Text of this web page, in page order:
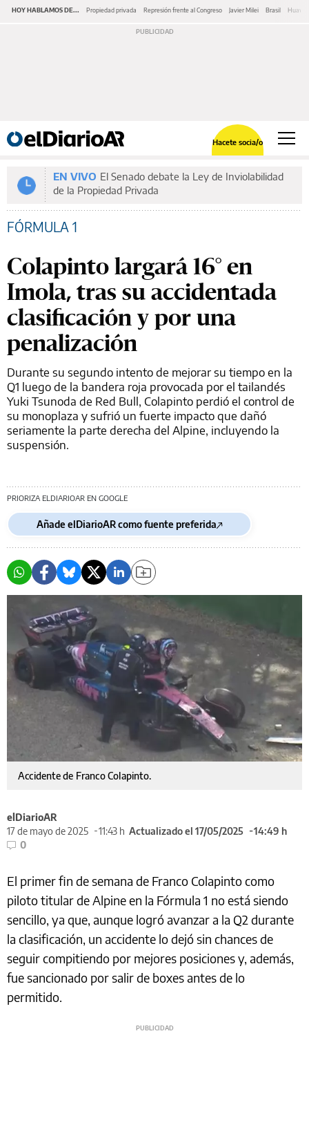
HOY HABLAMOS DE... Propiedad privada Represión frente al Congreso Javier Milei Brasil Huawei
Hacete socia/o
EN VIVO El Senado debate la Ley de Inviolabilidad
de la Propiedad Privada
FÓRMULA 1
Colapinto largará 16° en
Imola, tras su accidentada
clasificación y por una
penalización
Durante su segundo intento de mejorar su tiempo en la
Q1 luego de la bandera roja provocada por el tailandés
Yuki Tsunoda de Red Bull, Colapinto perdió el control de
su monoplaza y sufrió un fuerte impacto que dañó
seriamente la parte derecha del Alpine, incluyendo la
suspensión.
PRIORIZA ELDIARIOAR EN GOOGLE
Añade elDiarioAR como fuente preferida
Accidente de Franco Colapinto.
elDiarioAR
17 de mayo de 2025
11:43 h Actualizado el 17/05/2025
14:49 h
0
El primer fin de semana de Franco Colapinto como
piloto titular de Alpine en la Fórmula 1 no está siendo
sencillo, ya que, aunque logró avanzar a la Q2 durante
la clasificación, un accidente lo dejó sin chances de
seguir compitiendo por mejores posiciones y, además,
fue sancionado por salir de boxes antes de lo
permitido.